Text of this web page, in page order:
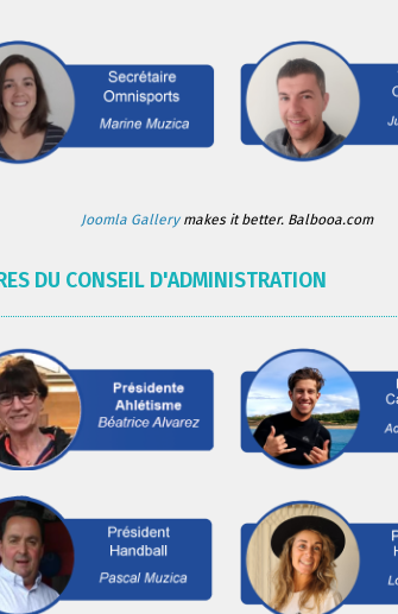
Joomla Gallerymakes it better. Balbooa.com
DU CONSEIL D'ADMINISTRATION